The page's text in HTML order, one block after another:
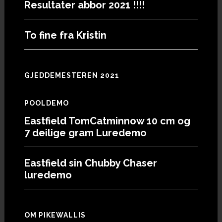
Resultater abbor 2021 !!!!
To fine fra Kristin
GJEDDEMESTEREN 2021
POOLDEMO
Eastfield TomCatminnow 10 cm og
7 deilige gram Luredemo
Eastfield sin Chubby Chaser
luredemo
OM PIKEWALLIS